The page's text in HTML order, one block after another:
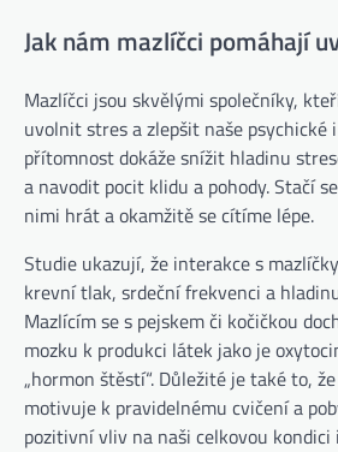
Jak nám mazlíčci pomáhají
Mazlíčci jsou skvělými společníky,
uvolnit stres a zlepšit naše psychické
přítomnost dokáže snížit hladinu
a navodit pocit klidu a pohody. Stačí
nimi hrát a okamžitě se cítíme lépe.
Studie ukazují, že interakce s
krevní tlak, srdeční frekvenci a
Mazlícím se s pejskem či kočičkou
mozku k produkci látek jako je
„hormon štěstí“. Důležité je také to,
motivuje k pravidelnému cvičení a
pozitivní vliv na naši celkovou kondici